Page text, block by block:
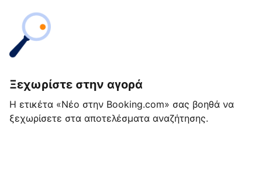
Ξεχωρίστε στην αγορά
Η ετικέτα «Νέο στην Booking.com» σας βοηθά να
ξεχωρίσετε στα αποτελέσματα αναζήτησης.